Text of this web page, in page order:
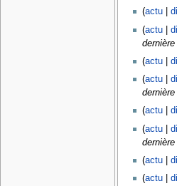
actu
actu
actu
actu
actu
actu
actu
actu